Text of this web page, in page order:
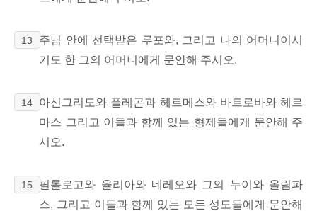
13
주님 안에 선택받은 루포와, 그리고 나의 어머니이시
기도 한 그의 어머니에게 문안해 주시오.
14
아신그리도와 플레곤과 헤르메스와 바트로바와 헤르
마스 그리고 이들과 함께 있는 형제들에게 문안해 주
시오.
15
필롤로고와 율리아와 네레오와 그의 누이와 올림파
스, 그리고 이들과 함께 있는 모든 성도들에게 문안해